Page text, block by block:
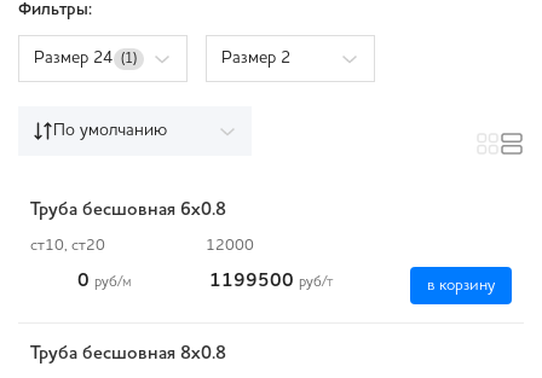
Фильтры:
Размер 24 (1) Размер 2
По умолчанию
Труба бесшовная 6х0.8
ст10, ст20 12000
0 руб/м 1199500 руб/т в корзину
Труба бесшовная 8х0.8